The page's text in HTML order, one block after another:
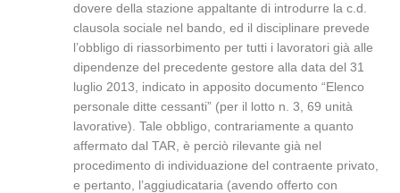
dovere della stazione appaltante di introdurre la c.d.
clausola sociale nel bando, ed il disciplinare prevede
l’obbligo di riassorbimento per tutti i lavoratori già alle
dipendenze del precedente gestore alla data del 31
luglio 2013, indicato in apposito documento “Elenco
personale ditte cessanti” (per il lotto n. 3, 69 unità
lavorative). Tale obbligo, contrariamente a quanto
affermato dal TAR, è perciò rilevante già nel
procedimento di individuazione del contraente privato,
e pertanto, l’aggiudicataria (avendo offerto con